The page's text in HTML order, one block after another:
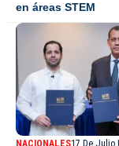
en áreas STEM